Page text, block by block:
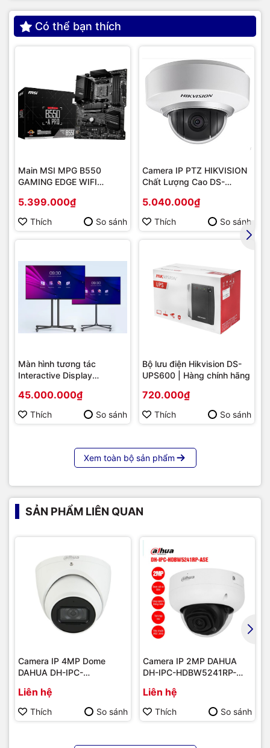
Có thể bạn thích
Main MSI MPG B550
GAMING EDGE WIFI
Socket AM4/ VGA
onboard)
5.399.000₫
Thích So sánh
Camera IP PTZ HIKVISION
Chất Lượng Cao DS-
5.040.000₫
Thích So sánh
Màn hình tương tác
Interactive Display
86 | Cấu hình cao cấp |
Hàng chính hãng
45.000.000₫
Thích So sánh
Bộ lưu điện Hikvision DS-
UPS600 | Hàng chính hãng
720.000₫
Thích So sánh
Xem toàn bộ sản phẩm
SẢN PHẨM LIÊN QUAN
Camera IP 4MP Dome
DAHUA DH-IPC-
chính hãng
Liên hệ
Thích So sánh
Camera IP 2MP DAHUA
DH-IPC-HDBW5241RP-
Liên hệ
Thích So sánh